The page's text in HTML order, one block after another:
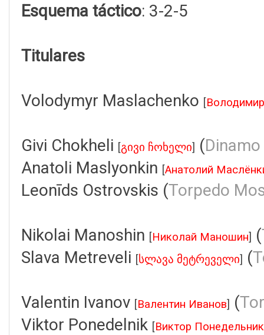
Esquema táctico: 3-2-5
Titulares
Volodymyr Maslachenko [
Givi Chokheli [გივი ჩოხელი] (
Anatoli Maslyonkin [Анатолий
Leonīds Ostrovskis (Torpedo
Nikolai Manoshin [Николай Маношин] (
Slava Metreveli [სლავა მეტრეველი] (
Valentin Ivanov [Валентин Иванов] (
Viktor Ponedelnik [Виктор Понедельник